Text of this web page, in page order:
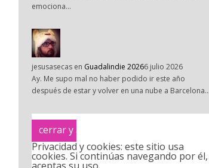
emociona…
jesusasecas en Guadalindie 20266 julio 2026
Ay. Me supo mal no haber podido ir este año
después de estar y volver en una nube a Barcelona…
Privacidad y cookies: este sitio usa
cookies. Si continúas navegando por él,